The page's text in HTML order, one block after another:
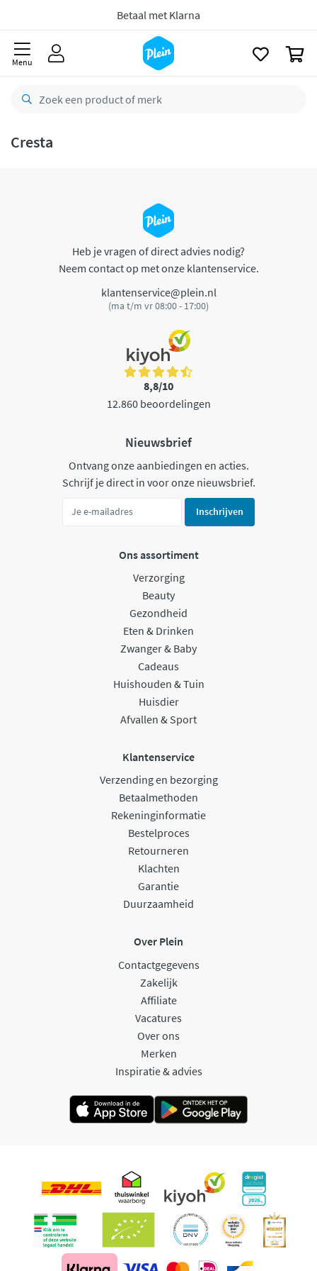
Betaal met Klarna
Menu
Cresta
Heb je vragen of direct advies nodig?
Neem contact op met onze klantenservice.
klantenservice@plein.nl
(ma t/m vr 08:00 - 17:00)
8,8/10
12.860 beoordelingen
Nieuwsbrief
Ontvang onze aanbiedingen en acties.
Schrijf je direct in voor onze nieuwsbrief.
Inschrijven
Ons assortiment
Verzorging
Beauty
Gezondheid
Eten & Drinken
Zwanger & Baby
Cadeaus
Huishouden & Tuin
Huisdier
Afvallen & Sport
Klantenservice
Verzending en bezorging
Betaalmethoden
Rekeninginformatie
Bestelproces
Retourneren
Klachten
Garantie
Duurzaamheid
Over Plein
Contactgegevens
Zakelijk
Affiliate
Vacatures
Over ons
Merken
Inspiratie & advies